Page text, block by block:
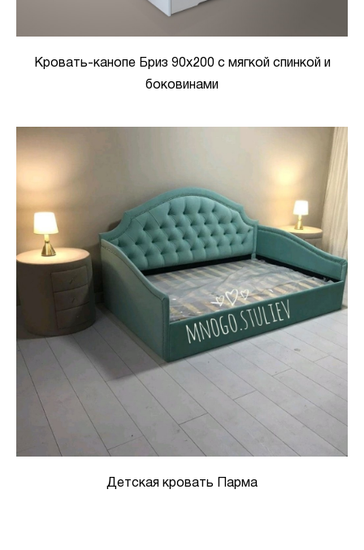
Кровать-канопе Бриз 90х200 с мягкой спинкой и
боковинами
Детская кровать Парма